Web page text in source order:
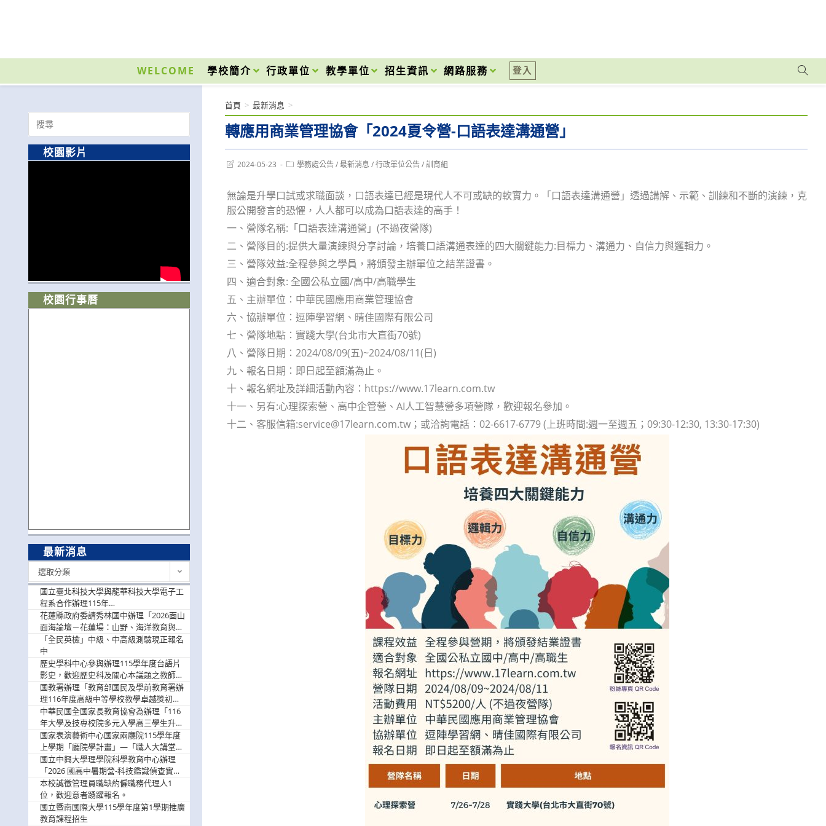
內
WELCOME 學校簡介 行政單位 教學單位 招生資訊 網路服務 登入
轉應用商業管理協會「2024夏令營-口語表達溝通營」
首頁 > 最新消息 >
Post2024-05-23
Post學務處公告 / 最新消息 / 行政單位公告 / 訓育組
無論是升學口試或求職面談，口語表達已經是現代人不可或缺的軟實力。「口語表達溝通營」透過講解、示範、訓練和不斷的演練，克
服公開發言的恐懼，人人都可以成為口語表達的高手！
一、營隊名稱:「口語表達溝通營」(不過夜營隊)
二、營隊目的:提供大量演練與分享討論，培養口語溝通表達的四大關鍵能力:目標力、溝通力、自信力與邏輯力。
三、營隊效益:全程參與之學員，將頒發主辦單位之結業證書。
四、適合對象: 全國公私立國/高中/高職學生
五、主辦單位：中華民國應用商業管理協會
六、協辦單位：逗陣學習網、晴佳國際有限公司
七、營隊地點：實踐大學(台北市大直街70號)
八、營隊日期：2024/08/09(五)~2024/08/11(日)
九、報名日期：即日起至額滿為止。
十、報名網址及詳細活動內容：https://www.17learn.com.tw
十一、另有:心理探索營、高中企管營、AI人工智慧營多項營隊，歡迎報名參加。
十二、客服信箱:service@17learn.com.tw；或洽詢電話：02-6617-6779 (上班時間:週一至週五；09:30-12:30, 13:30-17:30)
Search
for:
校園影片
校園行事曆
最新消息
選取分類
國立臺北科技大學與龍華科技大學電子工
程系合作辦理115年
「115.08.10~08.12「AI賦能應用於智慧半
導體研習營」，歡迎學生踴躍報名參加
花蓮縣政府委請秀林國中辦理「2026面山
面海論壇－花蓮場：山野、海洋教育與戶
外安全實務課程」，歡迎踴躍報名參加
「全民英檢」中級、中高級測驗現正報名
中
歷史學科中心參與辦理115學年度台語片
影史，歡迎歷史科及關心本議題之教師踴
躍報名參加
國教署辦理「教育部國民及學前教育署辦
理116年度高級中等學校教學卓越獎初選
實施計畫」，鼓勵教師踴躍報名
中華民國全國家長教育協會為辦理「116
年大學及技專校院多元入學高三學生升學
輔導家長說明會」
國家表演藝術中心國家兩廳院115學年度
上學期「廳院學計畫」—「職人大講堂」
及「一日體驗課程」，鼓勵踴躍報名參
與。
國立中興大學理學院科學教育中心辦理
「2026 國高中暑期營-科技鑑識偵查實戰
營」活動資訊，鼓勵學生踴躍報名參加。
本校誠徵管理員職缺約僱職務代理人1
位，歡迎意者踴躍報名。
國立暨南國際大學115學年度第1學期推廣
教育課程招生